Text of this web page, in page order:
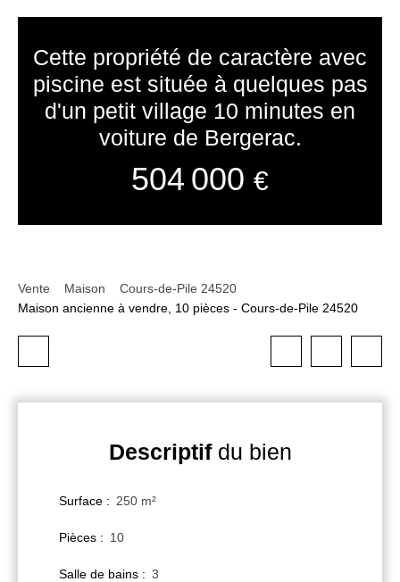
Cette propriété de caractère avec
piscine est située à quelques pas
d'un petit village 10 minutes en
voiture de Bergerac.
504 000 €
Vente Maison
Cours-de-Pile 24520
Maison ancienne à vendre, 10 pièces - Cours-de-Pile 24520
Descriptifdu bien
Surface : 250 m²
Pièces : 10
Salle de bains : 3